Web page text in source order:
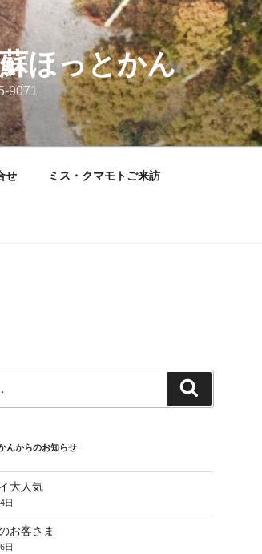
ほっとかん
9071
せ ミス・クマモトご来訪
索
んからのお知らせ
大人気
日
お客さま
日